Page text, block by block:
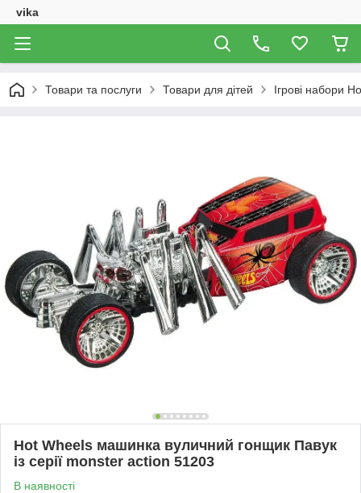
vika
Товари та послуги Товари для дітей Ігрові набори
Hot Wheels машинка вуличний гонщик Павук
із серії monster action 51203
В наявності